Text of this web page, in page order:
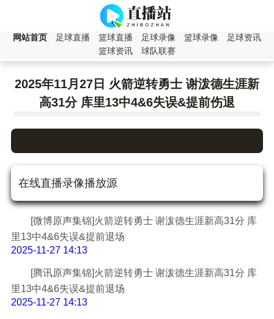
网站首页 足球直播 篮球直播 足球录像 篮球录像
足球资讯
篮球资讯
球队联赛
2025年11月27日 火箭逆转勇士 谢泼德生涯新
高31分 库里13中4&6失误&提前伤退
在线直播录像播放源
[微博原声集锦]火箭逆转勇士 谢泼德生涯新高31分 库
里13中4&6失误&提前退场
2025-11-27 14:13
[腾讯原声集锦]火箭逆转勇士 谢泼德生涯新高31分 库
里13中4&6失误&提前退场
2025-11-27 14:13